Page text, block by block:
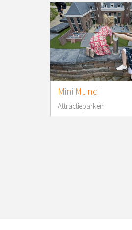
Mini Mundi
Attractieparken